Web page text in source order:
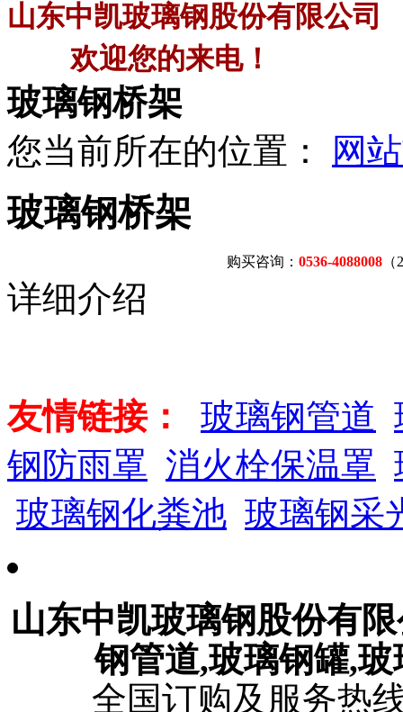
山东中凯玻璃钢股份有限公司
欢迎您的来电！
玻璃钢桥架
您当前所在的位置：
网
玻璃钢桥架
购买咨询： 0536-4088008
详细介绍
友情链接： 玻璃钢管道
钢防雨罩 消火栓保温罩
玻璃钢化粪池 玻璃钢采
山东中凯玻璃钢股份有
钢管道,玻璃钢罐,
全国订购及服务热